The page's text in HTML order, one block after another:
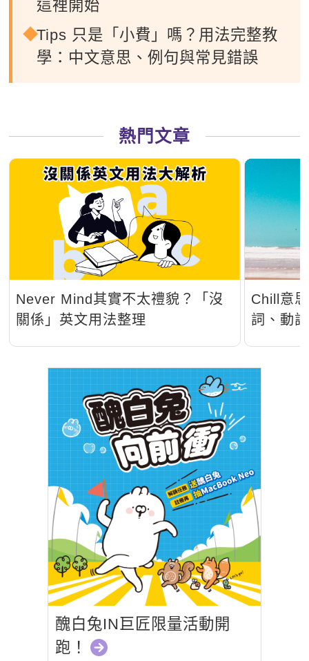
這裡開始
Tips 只是「小費」嗎？用法完整教
學：中文意思、例句與常見錯誤
熱門文章
Never Mind其實不太禮貌？「沒
關係」英文用法整理
Chill意
詞、動
醜白兔IN巨匠限量活動開
跑！